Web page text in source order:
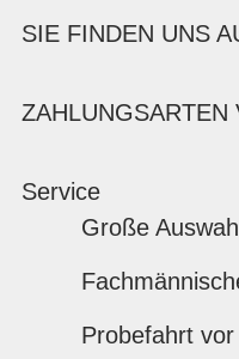
SIE FINDEN UNS
ZAHLUNGSARTEN
Service
Große
Probefahrt